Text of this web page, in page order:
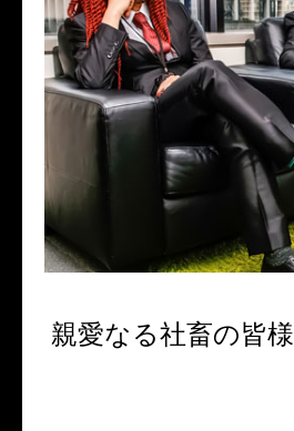
親愛なる社畜の皆様